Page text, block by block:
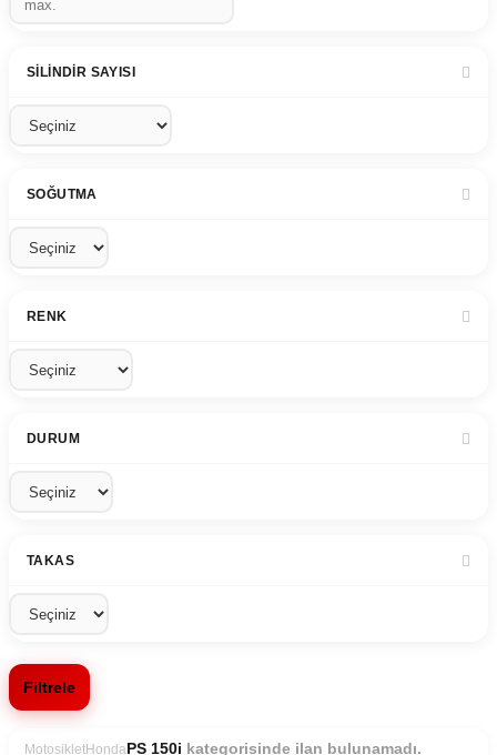
SILINDIR SAYISI
SOĞUTMA
RENK
DURUM
TAKAS
Filtrele
MotosikletHonda PS 150i kategorisinde ilan bulunamadı.